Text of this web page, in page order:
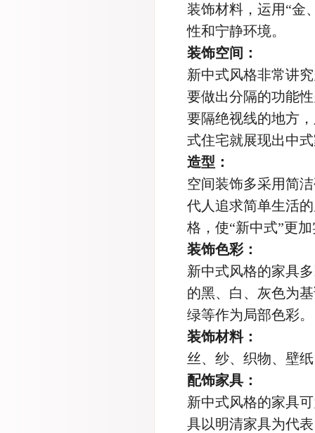
装饰材料，运用“金
性和宁静环境。
装饰空间：
新中式风格非常讲
要做出分隔的功能
要隔绝视线的地方
式住宅就展现出中
造型：
空间装饰多采用简
代人追求简单生活
格，使“新中式”更
装饰色彩：
新中式风格的家具
的黑、白、灰色为
绿等作为局部色彩。
装饰材料：
丝、纱、织物、壁
配饰家具：
新中式风格的家具
具以明清家具为代